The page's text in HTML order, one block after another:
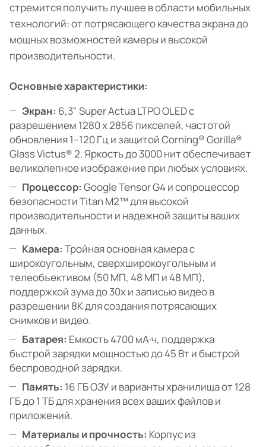
стремится получить лучшее в области мобильных
технологий: от потрясающего качества экрана до
мощных возможностей камеры и высокой
производительности.
Основные характеристики:
Экран: 6,3" Super Actua LTPO OLED с
разрешением 1280 x 2856 пикселей, частотой
обновления 1–120 Гц и защитой Corning® Gorilla®
Glass Victus® 2. Яркость до 3000 нит обеспечивает
великолепное изображение при любых условиях.
Процессор: Google Tensor G4 и сопроцессор
безопасности Titan M2™ для высокой
производительности и надежной защиты ваших
данных.
Камера: Тройная основная камера с
широкоугольным, сверхширокоугольным и
телеобъективом (50 МП, 48 МП и 48 МП),
поддержкой зума до 30x и записью видео в
разрешении 8K для создания потрясающих
снимков и видео.
Батарея: Емкость 4700 мА·ч, поддержка
быстрой зарядки мощностью до 45 Вт и быстрой
беспроводной зарядки.
Память: 16 ГБ ОЗУ и варианты хранилища от 128
ГБ до 1 ТБ для хранения всех ваших файлов и
приложений.
Материалы и прочность: Корпус из